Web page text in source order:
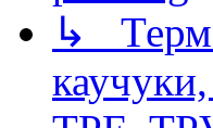
↳